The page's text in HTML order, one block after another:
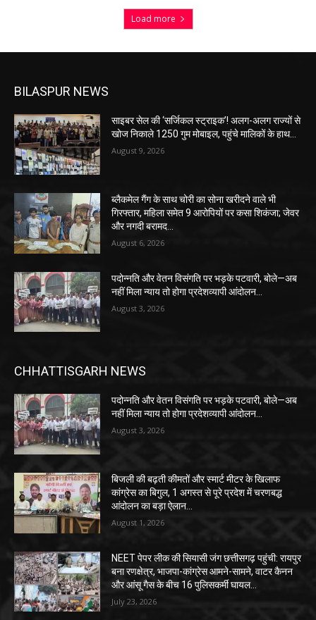
Load more
BILASPUR NEWS
साइबर सेल की ‘सर्जिकल स्ट्राइक’! अलग-अलग राज्यों से
खोज निकाले 1250 गुम मोबाइल, पहुंचे मालिकों के हाथ…
August 9, 2026
ब्लैकमेल गैंग के साथ चोरी का सोना खरीदने वाले भी
गिरफ्तार, महिला समेत 9 आरोपियों पर कसा शिकंजा; जेवर
और नगदी बरामद…
August 6, 2026
पदोन्नति और वेतन विसंगति पर भड़के पटवारी, बोले—अब
नहीं मिला न्याय तो होगा प्रदेशव्यापी आंदोलन…
August 3, 2026
CHHATTISGARH NEWS
पदोन्नति और वेतन विसंगति पर भड़के पटवारी, बोले—अब
नहीं मिला न्याय तो होगा प्रदेशव्यापी आंदोलन…
August 3, 2026
बिजली की बढ़ती कीमतों और स्मार्ट मीटर के खिलाफ
कांग्रेस का बिगुल, 1 अगस्त से पूरे प्रदेश में चरणबद्ध
आंदोलन का बड़ा ऐलान…
August 1, 2026
NEET पेपर लीक की सियासी जंग छत्तीसगढ़ पहुंची: रायपुर
बना रणक्षेत्र, भाजपा-कांग्रेस आमने-सामने, वाटर कैनन
और आंसू गैस के बीच 16 पुलिसकर्मी घायल…
July 23, 2026